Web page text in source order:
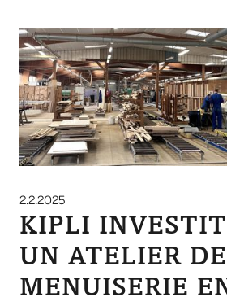
2.2.2025
KIPLI
UN ATELIER DE
MENUISERIE